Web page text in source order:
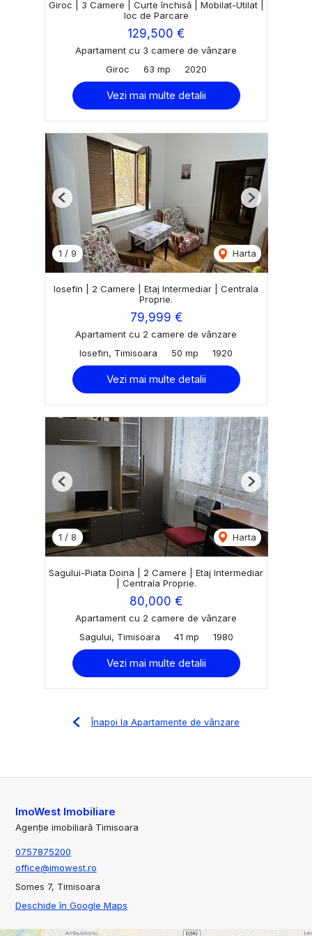
Giroc | 3 Camere | Curte închisă | Mobilat-Utilat |
loc de Parcare
129,500 €
Apartament cu 3 camere de vânzare
Giroc
63 mp 2020
Vezi mai multe detalii
1 / 9 Harta
Previous Next
Iosefin | 2 Camere | Etaj Intermediar | Centrala
Proprie.
79,999 €
Apartament cu 2 camere de vânzare
Iosefin, Timisoara
50 mp 1920
Vezi mai multe detalii
1 / 8 Harta
Previous Next
Sagului-Piata Doina | 2 Camere | Etaj Intermediar
| Centrala Proprie.
80,000 €
Apartament cu 2 camere de vânzare
Sagului, Timisoara
41 mp 1980
Vezi mai multe detalii
Înapoi la Apartamente de vânzare
ImoWest Imobiliare
Agenție imobiliară Timisoara
0757875200
office@imowest.ro
Somes 7, Timisoara
Deschide în Google Maps